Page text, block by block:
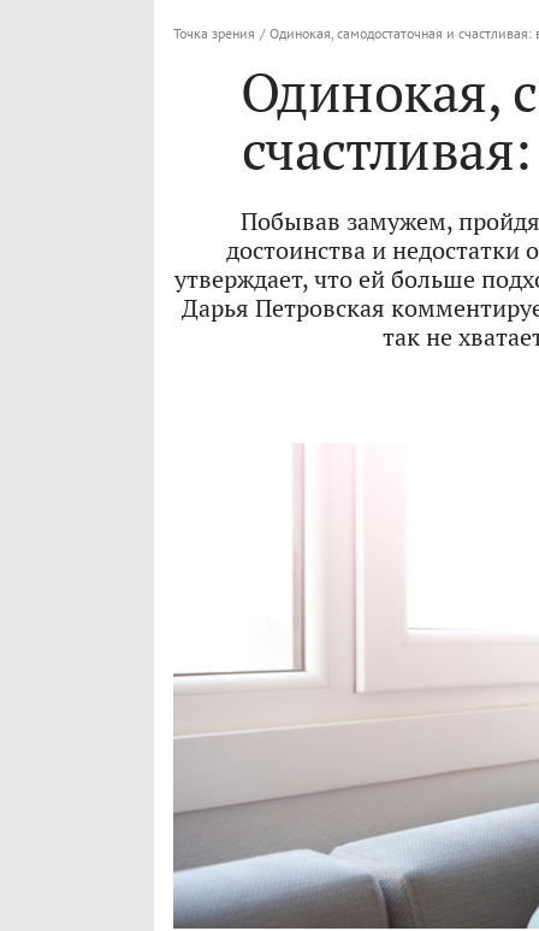
Точка зрения / Одинокая, самодостаточная и
Одинокая,
Побывав замужем, пройдя
достоинства и недостатки
утверждает, что ей больше
Дарья Петровская
так не